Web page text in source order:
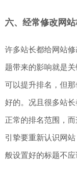
六、经常修改网
许多站长都给网站
题带来的影响就是
可以提升排名，但
好的。况且很多站
正常的排名范围，
引挚要重新认识网
般设置好的标题不应